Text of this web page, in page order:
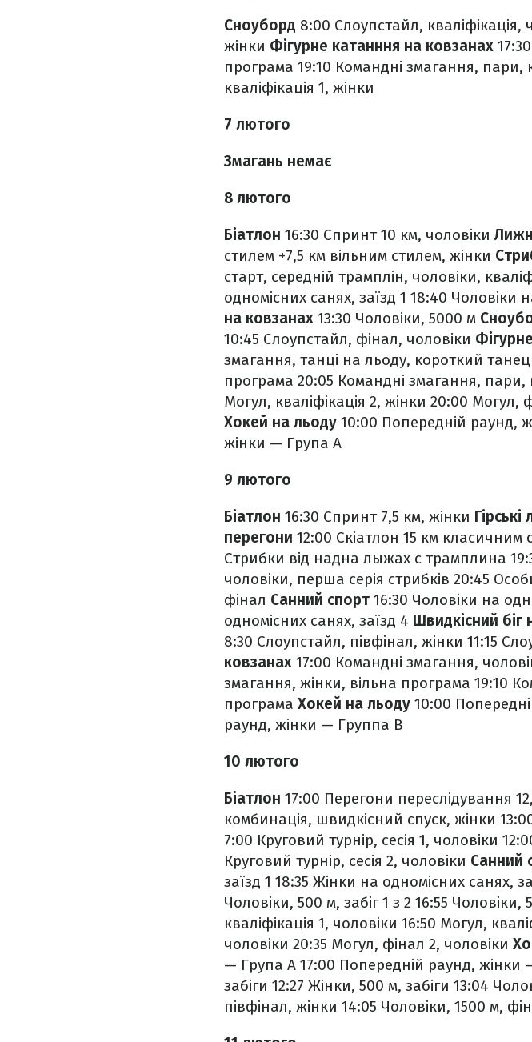
Сноуборд 8:00 Слоупстайл, кваліфікація,
жінки Фігурне катанння на ковзанах
програма 19:10 Командні змагання, пари,
кваліфікація 1, жінки
7 лютого
Змагань немає
8 лютого
Біатлон 16:30 Спринт 10 км, чоловіки
стилем +7,5 км вільним стилем, жінки
старт, середній трамплін, чоловіки,
одномісних санях, заїзд 1 18:40 Чоловіки
на ковзанах 13:30 Чоловіки, 5000 м
10:45 Слоупстайл, фінал, чоловіки
змагання, танці на льоду, короткий
програма 20:05 Командні змагання,
Могул, кваліфікація 2, жінки 20:00 Могул,
Хокей на льоду 10:00 Попередній раунд,
жінки — Група А
9 лютого
Біатлон 16:30 Спринт 7,5 км, жінки Гірські
перегони 12:00 Скіатлон 15 км класичним
Стрибки від надна лыжах с трамплина
чоловіки, перша серія стрибків 20:45
фінал Санний спорт 16:30 Чоловіки на
одномісних санях, заїзд 4 Швидкісний біг
8:30 Слоупстайл, півфінал, жінки 11:15
ковзанах 17:00 Командні змагання,
змагання, жінки, вільна програма 19:10
програма Хокей на льоду 10:00
раунд, жінки — Группа В
10 лютого
Біатлон 17:00 Перегони переслідування
комбинація, швидкісний спуск, жінки
7:00 Круговий турнір, сесія 1, чоловіки
Круговий турнір, сесія 2, чоловіки Санний
заїзд 1 18:35 Жінки на одномісних санях,
Чоловіки, 500 м, забіг 1 з 2 16:55 Чоловіки,
кваліфікація 1, чоловіки 16:50 Могул,
чоловіки 20:35 Могул, фінал 2, чоловіки
— Група А 17:00 Попередній раунд, жінки
забіги 12:27 Жінки, 500 м, забіги 13:04
півфінал, жінки 14:05 Чоловіки, 1500 м,